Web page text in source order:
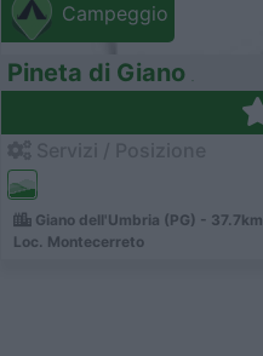
Campeggio
Pineta di Giano
Giano dell'Umbria (PG) - 37.7km
Loc. Montecerreto